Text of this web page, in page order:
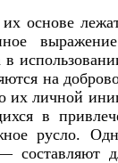
основе
на
их личной
в
русло.
составляют